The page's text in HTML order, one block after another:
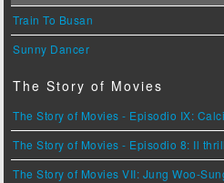
Train To Busan
Sunny Dancer
The Story of Movies
The Story of Movies - Episodio IX:
The Story of Movies - Episodio 8: Il
The Story of Movies VII: Jung Woo-